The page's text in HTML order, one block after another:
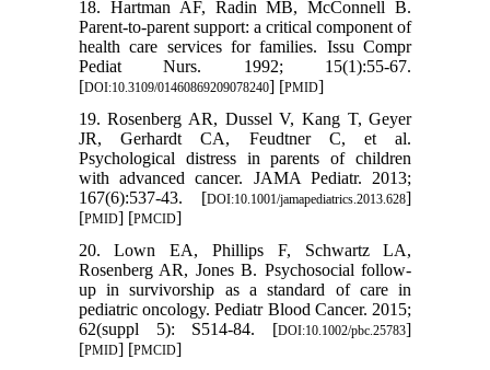
18. Hartman AF, Radin MB, McConnell B.
Parent-to-parent support: a critical component of
health care services for families. Issu Compr
Pediat Nurs. 1992; 15(1):55-67.
[DOI:10.3109/01460869209078240] [PMID]
19. Rosenberg AR, Dussel V, Kang T, Geyer
JR, Gerhardt CA, Feudtner C, et al.
Psychological distress in parents of children
with advanced cancer. JAMA Pediatr. 2013;
167(6):537-43. [DOI:10.1001/jamapediatrics.2013.628]
[PMID] [PMCID]
20. Lown EA, Phillips F, Schwartz LA,
Rosenberg AR, Jones B. Psychosocial follow-
up in survivorship as a standard of care in
pediatric oncology. Pediatr Blood Cancer. 2015;
62(suppl 5): S514-84. [DOI:10.1002/pbc.25783]
[PMID] [PMCID]